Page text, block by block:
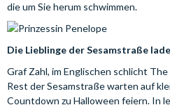
die um Sie herum schwimmen.
Die Lieblinge der Sesamstraße
Graf Zahl, im Englischen schlicht
Rest der Sesamstraße warten auf
Countdown zu Halloween feiern. In